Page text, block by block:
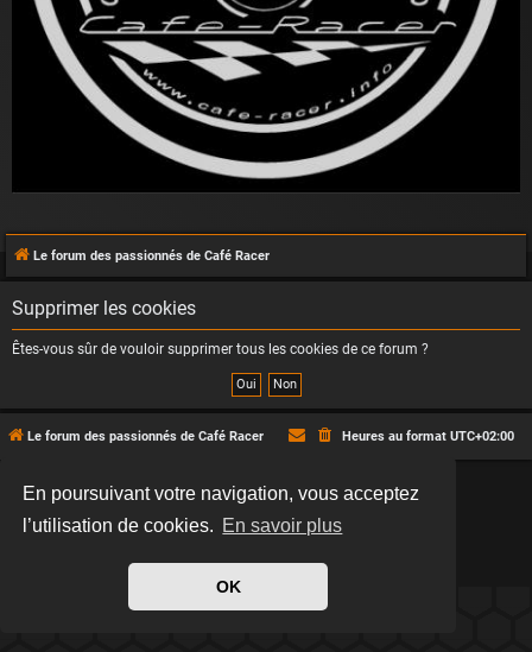
En poursuivant votre navigation, vous acceptez
l’utilisation de cookies. En savoir plus
OK
Le forum des passionnés de Café Racer
Supprimer les cookies
Êtes-vous sûr de vouloir supprimer tous les cookies de ce forum ?
Le forum des passionnés de Café Racer Heures au format UTC+02:00
*Hexagon style byMannixMD
*Style version: 2.2.13
Développé parphpBB® Forum Software © phpBB Limited
Confidentialité|Conditions